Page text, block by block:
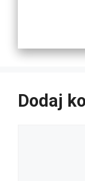
Dodaj